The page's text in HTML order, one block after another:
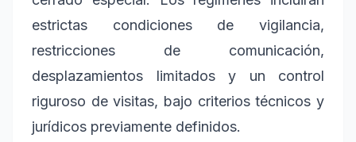
estrictas condiciones de vigilancia,
restricciones de comunicación,
desplazamientos limitados y un control
riguroso de visitas, bajo criterios técnicos y
jurídicos previamente definidos.